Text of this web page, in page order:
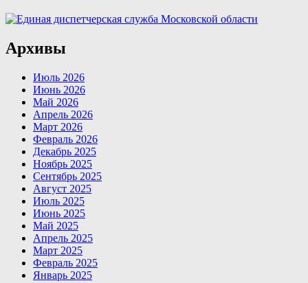
Архивы
Июль 2026
Июнь 2026
Май 2026
Апрель 2026
Март 2026
Февраль 2026
Декабрь 2025
Ноябрь 2025
Сентябрь 2025
Август 2025
Июль 2025
Июнь 2025
Май 2025
Апрель 2025
Март 2025
Февраль 2025
Январь 2025